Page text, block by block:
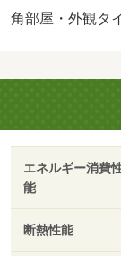
角部屋・外観タ
エネルギー消費
能
断熱性能